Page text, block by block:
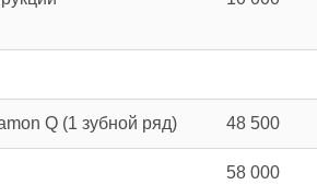
Q (1 зубной ряд) 48 500
58 000